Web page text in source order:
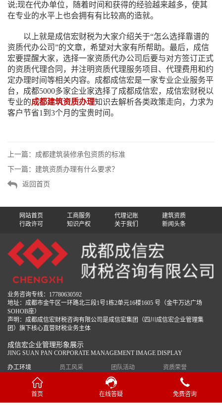
说;现在代办单位，随着时间和获得的经验越来越多，使其
在专业的水平上也会拥有有比较高的造就。
以上就是成信宏财税为大家介绍关于“怎么选择靠谱的
资质代办公司”的文章，希望对大家有所帮助。最后，成信
宏要提醒大家，选择一家资质代办公司后要与对方签订正式
的资质代理合同，并注明资质代理服务项目、代理费用和约
定办理时间等相关内容。成都成信宏是一家专业企业服务平
台，成都5000多家企业家选择了成都成信宏，成信宏财税以
专业的成都建筑资质办理知识去解析各类政策走向，力求为
客户节省1到3个月的宝贵时间。
上一篇： 成都建筑装修承包资质的标准
下一篇： 建筑资质办理有什么要求？
返回首页
网站首页 工商服务 代理记账
建筑资质
行政许可
知识产权 关于我们 新闻头条
业务咨询专线：17780630592
地址：成都市金牛区一环路北三段1号1栋2单元16楼1605 号（金牛万达广场
SOHOB座）
声明：成都成信宏财税咨询有限公司是成信宏集团（四川成信宏企业管理集
团）旗下核心直营财税业务主体
成信宏企业管理形象展示
JING SUAN PAN CORPORATE MANAGEMENT IMAGE DISPLAY
办工环境 员工风采 团队活动 资质荣誉
首页 在线答疑 免费咨询